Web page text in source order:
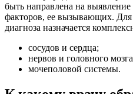
быть направлена на
факторов, ее вызывающих. Для
диагноза назначается
сосудов и сердца;
нервов и головного
мочеполовой системы.